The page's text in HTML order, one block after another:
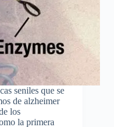
seniles que se
de alzheimer
los
la primera